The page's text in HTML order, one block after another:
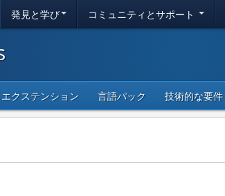
発見と学び コミュニティとサポート
エクステンション 言語パック 技術的な要件